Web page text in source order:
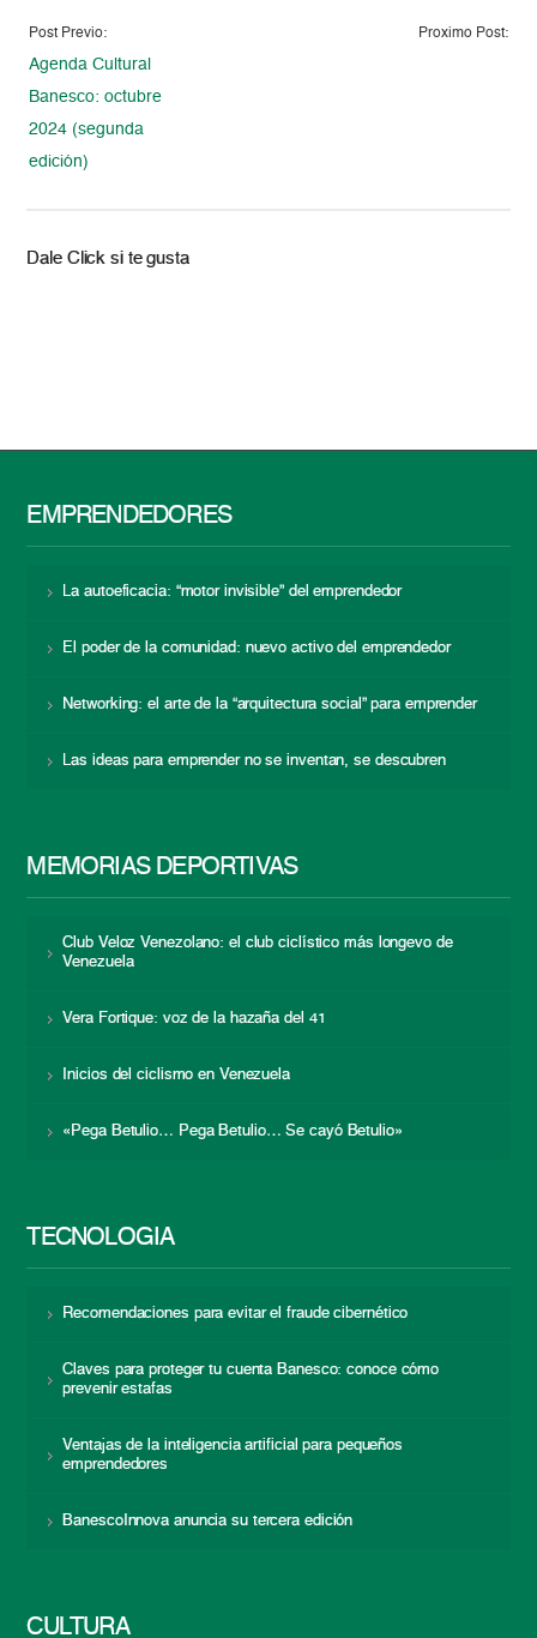
Post Previo:
Agenda Cultural
Banesco: octubre
2024 (segunda
edición)
Proximo Post:
Dale Click si te gusta
EMPRENDEDORES
La autoeficacia: “motor invisible” del emprendedor
El poder de la comunidad: nuevo activo del emprendedor
Networking: el arte de la “arquitectura social” para emprender
Las ideas para emprender no se inventan, se descubren
MEMORIAS DEPORTIVAS
Club Veloz Venezolano: el club ciclístico más longevo de
Venezuela
Vera Fortique: voz de la hazaña del 41
Inicios del ciclismo en Venezuela
«Pega Betulio… Pega Betulio… Se cayó Betulio»
TECNOLOGÍA
Recomendaciones para evitar el fraude cibernético
Claves para proteger tu cuenta Banesco: conoce cómo
prevenir estafas
Ventajas de la inteligencia artificial para pequeños
emprendedores
BanescoInnova anuncia su tercera edición
CULTURA